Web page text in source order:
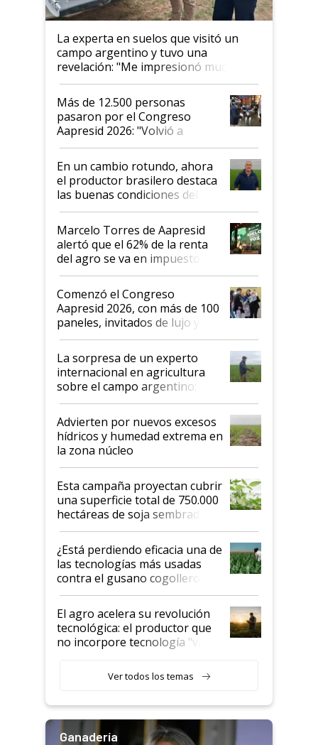
La experta en suelos que visitó un
campo argentino y tuvo una
revelación: "Me impresionó mucho"
Más de 12.500 personas
pasaron por el Congreso
Aapresid 2026: "Volvió a
demostrar que hablar del
suelo es hablar de todo el
sistema productivo"
En un cambio rotundo, ahora
el productor brasilero destaca
las buenas condiciones del
agro argentino para invertir:
"Los veo más motivados"
Marcelo Torres de Aapresid
alertó que el 62% de la renta
del agro se va en impuestos:
"No es bueno que en
Argentina se sigan discutiendo
las mismas cosas de hace 50
años"
Comenzó el Congreso
Aapresid 2026, con más de 100
paneles, invitados de lujo y
todas las tendencias
La sorpresa de un experto
internacional en agricultura
sobre el campo argentino:
"Estoy muy impresionado"
Advierten por nuevos excesos
hídricos y humedad extrema en
la zona núcleo
Esta campaña proyectan cubrir
una superficie total de 750.000
hectáreas de soja sembradas
con una nueva generación de
variedades que marcan un
salto tecnológico en genética y
rendimiento
¿Está perdiendo eficacia una de
las tecnologías más usadas
contra el gusano cogollero? El
desafío de una tecnología clave
El agro acelera su revolución
tecnológica: el productor que
no incorpore tecnología "va a
Ver todos los temas
Ganadería